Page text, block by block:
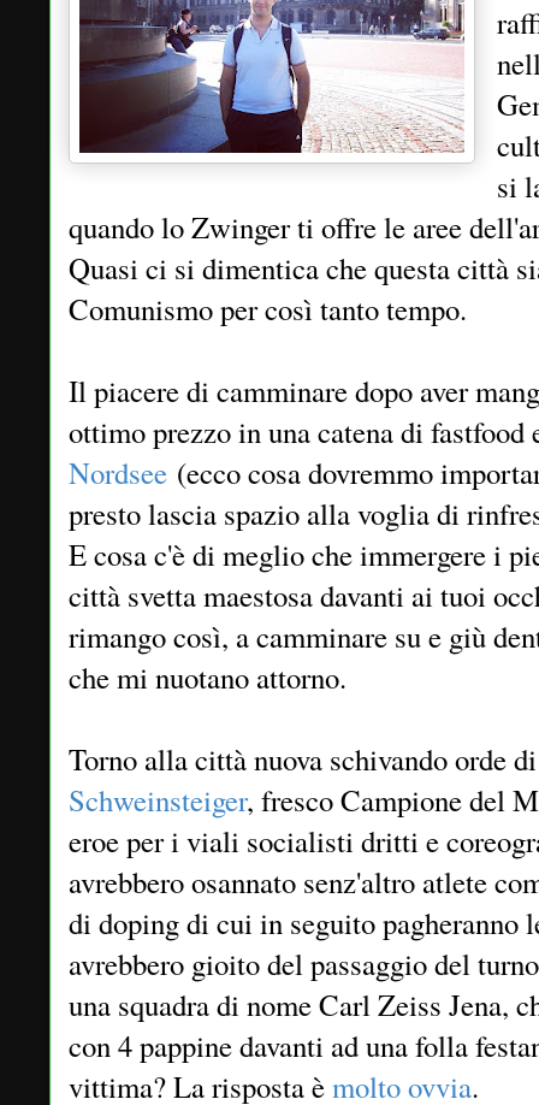
si
quando lo Zwinger ti offre le aree
Quasi ci si dimentica che questa città
Comunismo per così tanto tempo.
Il piacere di camminare dopo aver
ottimo prezzo in una catena di fastfood
Nordsee (ecco cosa dovremmo
presto lascia spazio alla voglia di
E cosa c'è di meglio che immergere i
città svetta maestosa davanti ai tuoi
rimango così, a camminare su e giù
che mi nuotano attorno.
Torno alla città nuova schivando orde
Schweinsteiger, fresco Campione del
eroe per i viali socialisti dritti e
avrebbero osannato senz'altro atlete
di doping di cui in seguito pagheranno
avrebbero gioito del passaggio del
una squadra di nome Carl Zeiss Jena,
con 4 pappine davanti ad una folla
vittima? La risposta èmolto ovvia.